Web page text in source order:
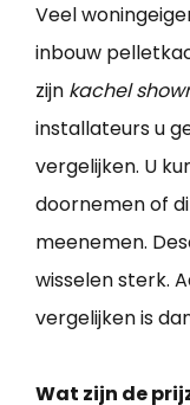
Veel
inbouw
zijn kachel
installateurs u
vergelijken. U
doornemen of
meenemen.
wisselen sterk.
vergelijken is
Wat zijn de